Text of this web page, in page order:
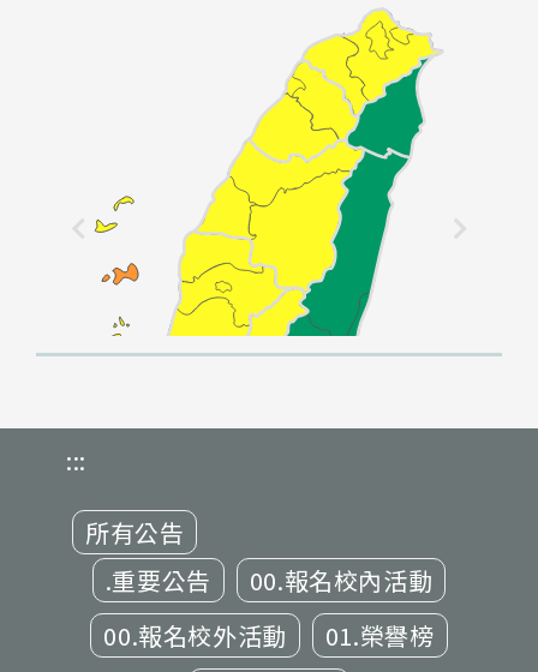
:::
所有公告
.重要公告
00.報名校內活動
00.報名校外活動
01.榮譽榜